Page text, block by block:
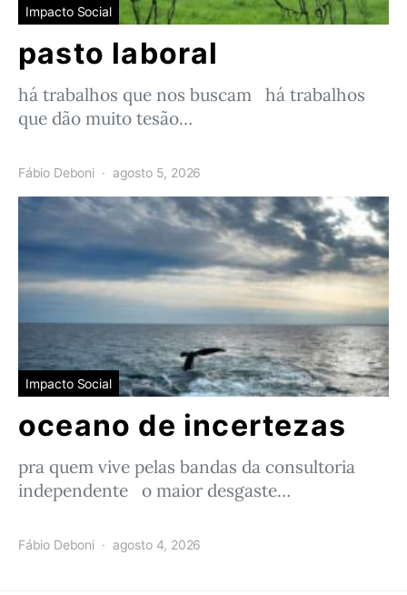
Impacto Social
pasto laboral
há trabalhos que nos buscam há trabalhos
que dão muito tesão…
Fábio Deboni agosto 5, 2026
Impacto Social
oceano de incertezas
pra quem vive pelas bandas da consultoria
independente o maior desgaste…
Fábio Deboni agosto 4, 2026